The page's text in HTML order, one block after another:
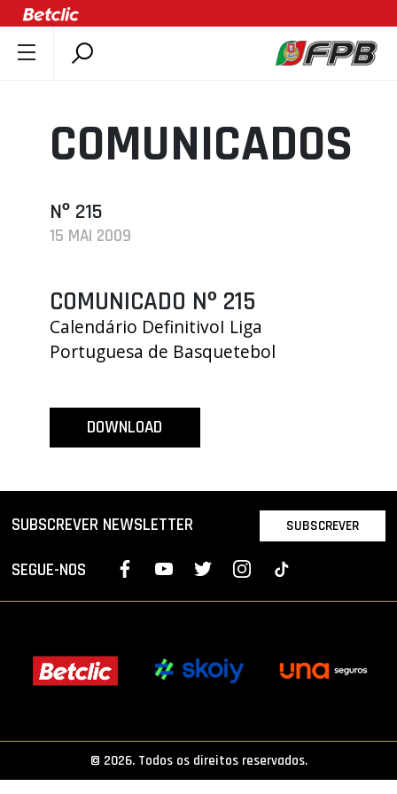
DOCUMENTOS
ÚLTIMAS
ASSOCIAÇÕES
CLUBES
AGENDA
SELEÇÕES
MINIBASQUETE
PROJETOS
LIGA BETCLIC FEMININA
COMUNICADOS
Nº 215
15 MAI 2009
COMUNICADO Nº 215
Calendário DefinitivoI Liga
Portuguesa de Basquetebol
DOWNLOAD
SUBSCREVER NEWSLETTER SUBSCREVER
SEGUE-NOS
© 2026. Todos os direitos reservados.